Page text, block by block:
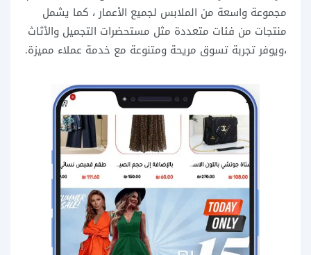
مجموعة واسعة من الملابس لجميع الأعمار ، كما يشمل
منتجات من فئات متعددة مثل مستحضرات التجميل والأثاث
،ويوفر تجربة تسوق مريحة ومتنوعة مع خدمة عملاء مميزة.